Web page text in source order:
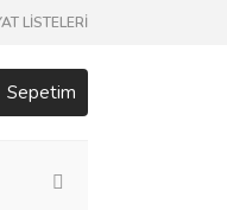
LİSTELERİ
Sepetim